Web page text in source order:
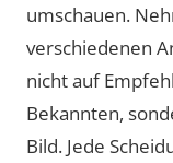
umschauen.
verschiedenen
nicht auf
Bekannten,
Bild. Jede